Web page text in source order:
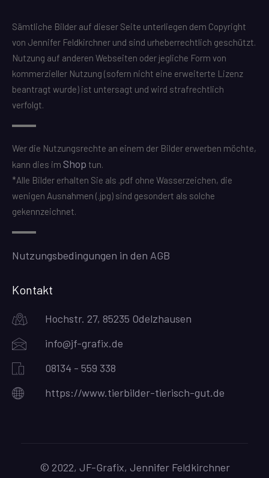
Sämtliche Bilder auf dieser Seite unterliegen dem Copyright
von Jennifer Feldkirchner und sind urheberrechtlich geschützt.
Nutzung auf anderen Webseiten oder jegliche Form von
kommerzieller Nutzung (sofern nicht eine erweiterte Lizenz
beantragt wurde) ist untersagt und wird strafrechtlich
verfolgt.
Wer die Nutzungsrechte an einem der Bilder erwerben möchte,
kann dies im Shop tun.
*Alle Bilder erhalten Sie als .pdf ohne Wasserzeichen, die
wenigen Ausnahmen (.jpg) sind gesondert als solche
gekennzeichnet.
Nutzungsbedingungen in den AGB
Kontakt
Hochstr. 27, 85235 Odelzhausen
info@jf-grafix.de
08134 - 559 338
https://www.tierbilder-tierisch-gut.de
© 2022, JF-Grafix, Jennifer Feldkirchner